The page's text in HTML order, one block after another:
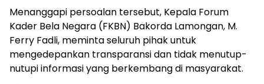
Menanggapi persoalan tersebut, Kepala Forum
Kader Bela Negara (FKBN) Bakorda Lamongan, M.
Ferry Fadli, meminta seluruh pihak untuk
mengedepankan transparansi dan tidak menutup-
nutupi informasi yang berkembang di masyarakat.